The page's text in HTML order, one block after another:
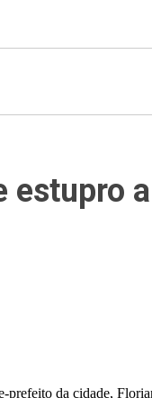
da cidade,